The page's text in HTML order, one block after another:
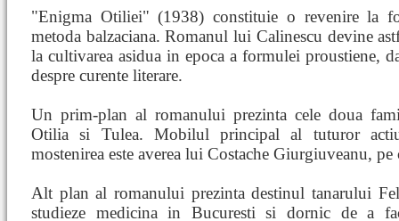
"Enigma Otiliei" (1938) constituie o revenire la
metoda balzaciana. Romanul lui Calinescu devine
la cultivarea asidua in epoca a formulei proustiene,
despre curente literare.
Un prim-plan al romanului prezinta cele doua
Otilia si Tulea. Mobilul principal al tuturor
mostenirea este averea lui Costache Giurgiuveanu,
Alt plan al romanului prezinta destinul tanarului
studieze medicina in Bucuresti si dornic de a